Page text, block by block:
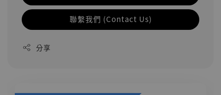
聯繫我們 (Contact Us)
分享